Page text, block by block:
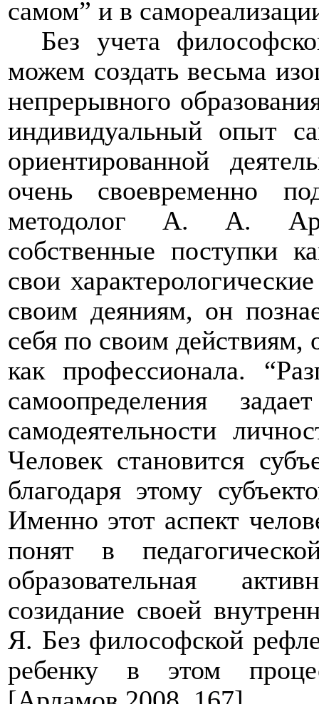
самом” и в
Без учета
можем создать весьма
непрерывного
индивидуальный опыт
ориентированной
очень своевременно
методолог А. А.
собственные поступки
свои
своим деяниям, он
себя по своим действиям,
как профессионала.
самоопределения
самодеятельности
Человек становится
благодаря этому
Именно этот аспект
понят в
образовательная
созидание своей
Я. Без философской
ребенку в этом